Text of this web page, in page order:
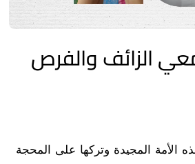
الزائف والفرص
الأمة المجيدة وتركها على المحجة